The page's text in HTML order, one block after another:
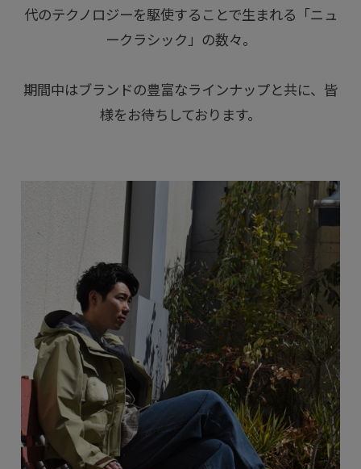
代のテクノロジーを駆使することで生まれる「ニュ
ークラシック」の数々。
期間中はブランドの豊富なラインナップと共に、皆
様をお待ちしております。